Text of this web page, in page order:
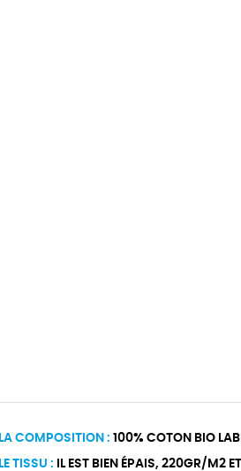
LA COMPOSITION : 100% COTON BIO
LE TISSU : IL EST BIEN ÉPAIS, 220GR/M2